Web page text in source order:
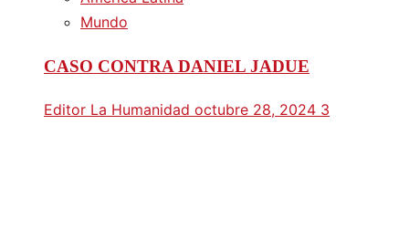
Mundo
CASO CONTRA DANIEL JADUE
Editor La Humanidad octubre 28, 2024 3